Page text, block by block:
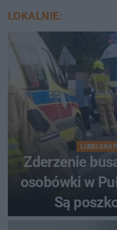
LOKALNIE:
LUBELSKA
Zderzenie
osobówki w
Są